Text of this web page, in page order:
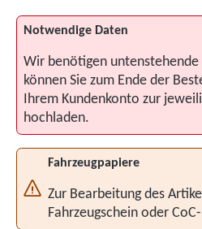
Notwendige Daten
Wir benötigen
können Sie zum Ende der
Ihrem Kundenkonto zur
hochladen.
Fahrzeugpapiere
Zur Bearbeitung des
Fahrzeugschein oder